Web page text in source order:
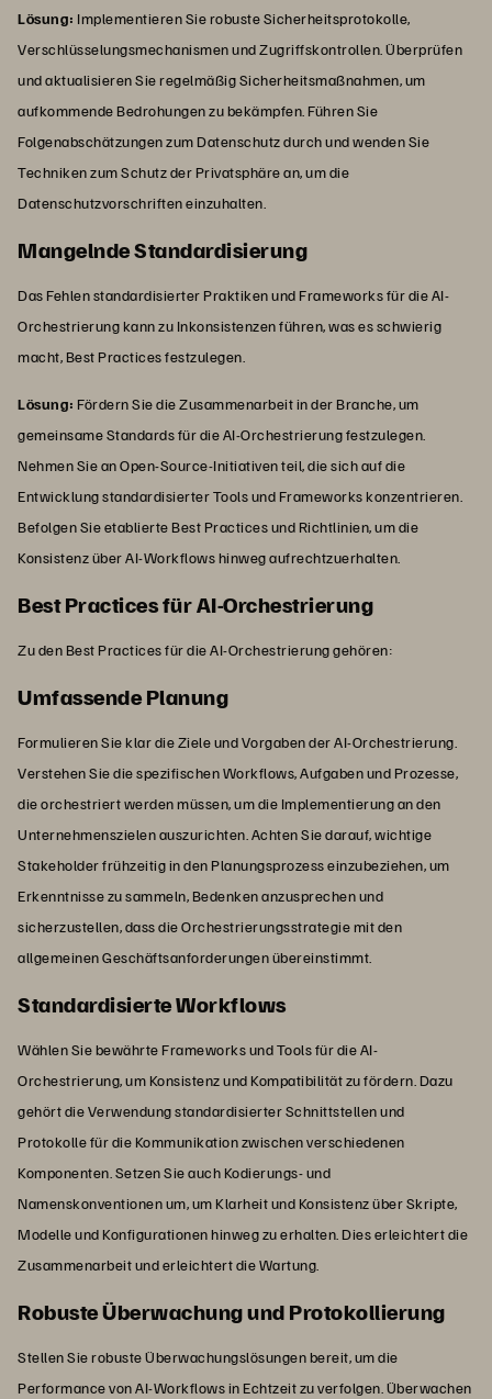
Lösung: Implementieren Sie robuste Sicherheitsprotokolle,
Verschlüsselungsmechanismen und Zugriffskontrollen. Überprüfen
und aktualisieren Sie regelmäßig Sicherheitsmaßnahmen, um
aufkommende Bedrohungen zu bekämpfen. Führen Sie
Folgenabschätzungen zum Datenschutz durch und wenden Sie
Techniken zum Schutz der Privatsphäre an, um die
Datenschutzvorschriften einzuhalten.
Mangelnde Standardisierung
Das Fehlen standardisierter Praktiken und Frameworks für die AI-
Orchestrierung kann zu Inkonsistenzen führen, was es schwierig
macht, Best Practices festzulegen.
Lösung: Fördern Sie die Zusammenarbeit in der Branche, um
gemeinsame Standards für die AI-Orchestrierung festzulegen.
Nehmen Sie an Open-Source-Initiativen teil, die sich auf die
Entwicklung standardisierter Tools und Frameworks konzentrieren.
Befolgen Sie etablierte Best Practices und Richtlinien, um die
Konsistenz über AI-Workflows hinweg aufrechtzuerhalten.
Best Practices für AI-Orchestrierung
Zu den Best Practices für die AI-Orchestrierung gehören:
Umfassende Planung
Formulieren Sie klar die Ziele und Vorgaben der AI-Orchestrierung.
Verstehen Sie die spezifischen Workflows, Aufgaben und Prozesse,
die orchestriert werden müssen, um die Implementierung an den
Unternehmenszielen auszurichten. Achten Sie darauf, wichtige
Stakeholder frühzeitig in den Planungsprozess einzubeziehen, um
Erkenntnisse zu sammeln, Bedenken anzusprechen und
sicherzustellen, dass die Orchestrierungsstrategie mit den
allgemeinen Geschäftsanforderungen übereinstimmt.
Standardisierte Workflows
Wählen Sie bewährte Frameworks und Tools für die AI-
Orchestrierung, um Konsistenz und Kompatibilität zu fördern. Dazu
gehört die Verwendung standardisierter Schnittstellen und
Protokolle für die Kommunikation zwischen verschiedenen
Komponenten. Setzen Sie auch Kodierungs- und
Namenskonventionen um, um Klarheit und Konsistenz über Skripte,
Modelle und Konfigurationen hinweg zu erhalten. Dies erleichtert die
Zusammenarbeit und erleichtert die Wartung.
Robuste Überwachung und Protokollierung
Stellen Sie robuste Überwachungslösungen bereit, um die
Performance von AI-Workflows in Echtzeit zu verfolgen. Überwachen